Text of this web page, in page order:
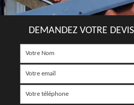
DEMANDEZ VOTRE